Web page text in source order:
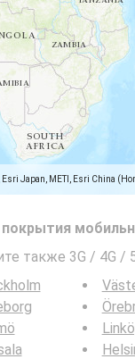
Japan, METI, Esri China
также 3G / 4G /